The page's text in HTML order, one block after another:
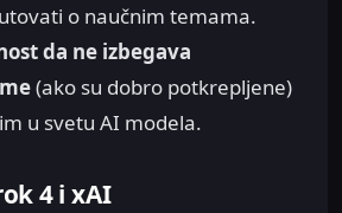
o naučnim temama.
da ne izbegava
(ako su dobro potkrepljene)
u svetu AI modela.
4 i xAI